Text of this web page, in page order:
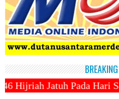
Sabtu 1 Maret 2025